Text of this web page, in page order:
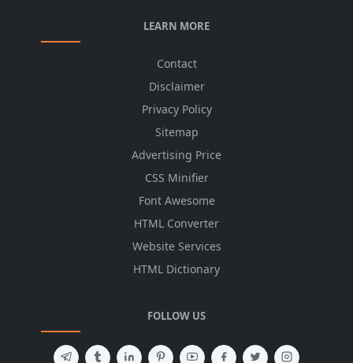
LEARN MORE
Contact
Disclaimer
Privacy Policy
Sitemap
Advertising Price
CSS Minifier
Font Awesome
HTML Converter
Website Services
HTML Dictionary
FOLLOW US